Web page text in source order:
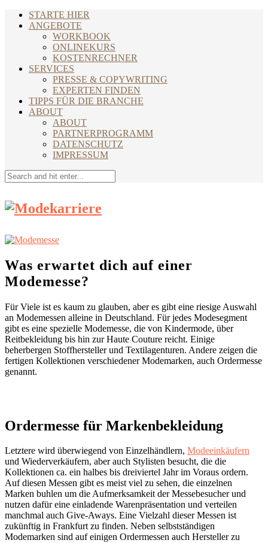
STARTE HIER
ANGEBOTE
WORKBOOK
ONLINEKURS
KOSTENRECHNER
SERVICES
PRESSE & COPYWRITING
EXPERTEN FINDEN
TIPPS FÜR DIE BRANCHE
ABOUT
ABOUT
PARTNERPROGRAMM
DATENSCHUTZ
IMPRESSUM
Was erwartet dich auf einer
Modemesse?
Für Viele ist es kaum zu glauben, aber es gibt eine riesige Auswahl
an Modemessen alleine in Deutschland. Für jedes Modesegment
gibt es eine spezielle Modemesse, die von Kindermode, über
Reitbekleidung bis hin zur Haute Couture reicht. Einige
beherbergen Stoffhersteller und Textilagenturen. Andere zeigen die
fertigen Kollektionen verschiedener Modemarken, auch Ordermesse
genannt.
Ordermesse für Markenbekleidung
Letztere wird überwiegend von Einzelhändlern, Modeeinkäufern
und Wiederverkäufern, aber auch Stylisten besucht, die die
Kollektionen ca. ein halbes bis dreiviertel Jahr im Voraus ordern.
Auf diesen Messen gibt es meist viel zu sehen, die einzelnen
Marken buhlen um die Aufmerksamkeit der Messebesucher und
nutzen dafür eine einladende Warenpräsentation und verteilen
manchmal auch Give-Aways. Eine Vielzahl dieser Messen ist
zukünftig in Frankfurt zu finden. Neben selbstständigen
Modemarken sind auf einigen Ordermessen auch Hersteller zu